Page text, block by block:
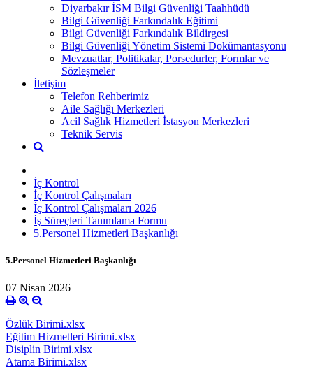
Diyarbakır İSM Bilgi Güvenliği Taahhüdü
Bilgi Güvenliği Farkındalık Eğitimi
Bilgi Güvenliği Farkındalık Bildirgesi
Bilgi Güvenliği Yönetim Sistemi Dokümantasyonu
Mevzuatlar, Politikalar, Porsedurler, Formlar ve
Sözleşmeler
İletişim
Telefon Rehberimiz
Aile Sağlığı Merkezleri
Acil Sağlık Hizmetleri İstasyon Merkezleri
Teknik Servis
İç Kontrol
İç Kontrol Çalışmaları
İç Kontrol Çalışmaları 2026
İş Süreçleri Tanımlama Formu
5.Personel Hizmetleri Başkanlığı
5.Personel Hizmetleri Başkanlığı
07 Nisan 2026
Özlük Birimi.xlsx
Eğitim Hizmetleri Birimi.xlsx
Disiplin Birimi.xlsx
Atama Birimi.xlsx